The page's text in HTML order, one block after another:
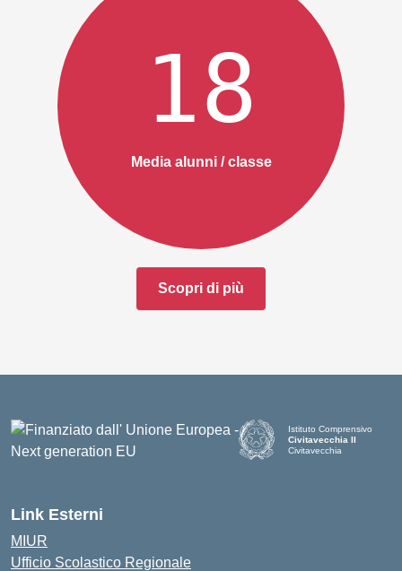
18
Media alunni / classe
Scopri di più
Istituto Comprensivo
Civitavecchia II
Civitavecchia
Link Esterni
MIUR
Ufficio Scolastico Regionale